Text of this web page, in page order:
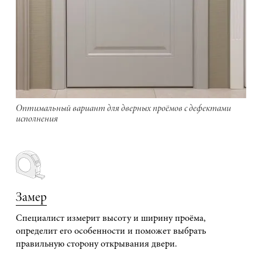
Оптимальный вариант для дверных проёмов с дефектами
исполнения
Замер
Специалист измерит высоту и ширину проёма,
определит его особенности и поможет выбрать
правильную сторону открывания двери.